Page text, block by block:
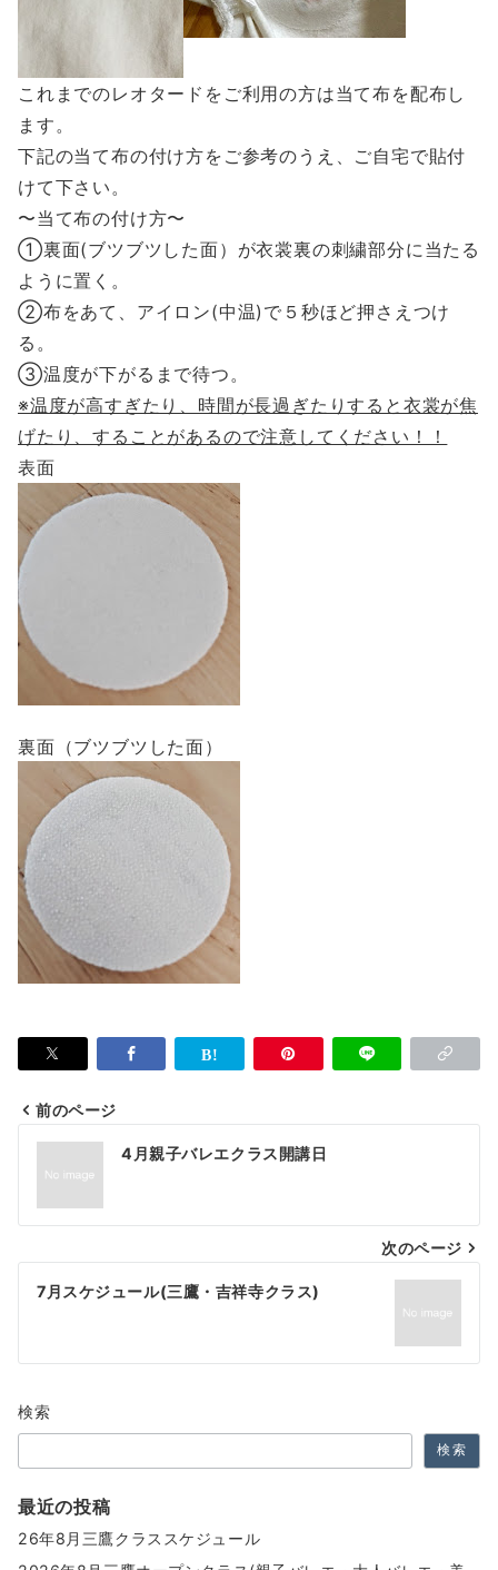
これまでのレオタードをご利用の方は当て布を配布し
ます。
下記の当て布の付け方をご参考のうえ、ご自宅で貼付
けて下さい。
〜当て布の付け方〜
①裏面(ブツブツした面）が衣裳裏の刺繍部分に当たる
ように置く。
②布をあて、アイロン(中温)で５秒ほど押さえつけ
る。
③温度が下がるまで待つ。
※温度が高すぎたり、時間が長過ぎたりすると衣裳が焦
げたり、することがあるので注意してください！！
表面
裏面（ブツブツした面）
投
ナ
ビ
ゲ
シ
ョ
ン
前のページ
4月親子バレエクラス開講日
次のページ
7月スケジュール(三鷹・吉祥寺クラス)
検索
検索
最近の投稿
26年8月三鷹クラススケジュール